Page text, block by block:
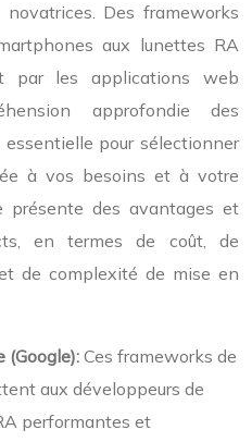
Des frameworks
aux lunettes RA
par les applications web
approfondie des
pour sélectionner
à vos besoins et à votre
présente des avantages et
en termes de coût, de
de complexité de mise en
(Google): Ces frameworks de
aux développeurs de
performantes et